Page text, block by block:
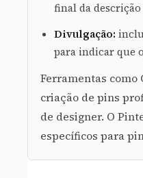
final da descrição
Divulgação:
para indicar que
Ferramentas
criação de pins
de designer. O
específicos para